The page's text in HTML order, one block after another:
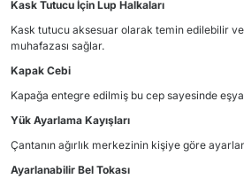
Kask Tutucu İçin Lup Halkaları
Kask tutucu aksesuar olarak temin edilebilir
muhafazası sağlar.
Kapak Cebi
Kapağa entegre edilmiş bu cep sayesinde
Yük Ayarlama Kayışları
Çantanın ağırlık merkezinin kişiye göre
Ayarlanabilir Bel Tokası